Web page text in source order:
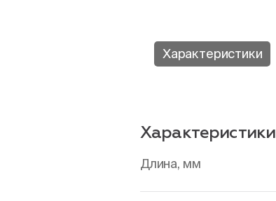
Характеристики
Характеристики
Длина, мм